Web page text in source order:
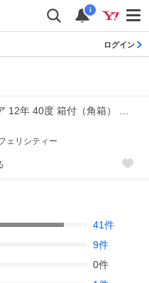
i
ログイン
ェリシティー
41件
9件
0件